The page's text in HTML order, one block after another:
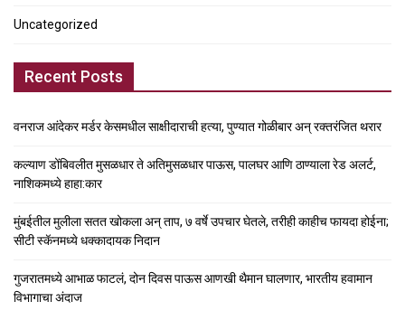
Uncategorized
Recent Posts
वनराज आंदेकर मर्डर केसमधील साक्षीदाराची हत्या, पुण्यात गोळीबार अन् रक्तरंजित थरार
कल्याण डोंबिवलीत मुसळधार ते अतिमुसळधार पाऊस, पालघर आणि ठाण्याला रेड अलर्ट,
नाशिकमध्ये हाहा:कार
मुंबईतील मुलीला सतत खोकला अन् ताप, ७ वर्षे उपचार घेतले, तरीही काहीच फायदा होईना;
सीटी स्कॅनमध्ये धक्कादायक निदान
गुजरातमध्ये आभाळ फाटलं, दोन दिवस पाऊस आणखी थैमान घालणार, भारतीय हवामान
विभागाचा अंदाज